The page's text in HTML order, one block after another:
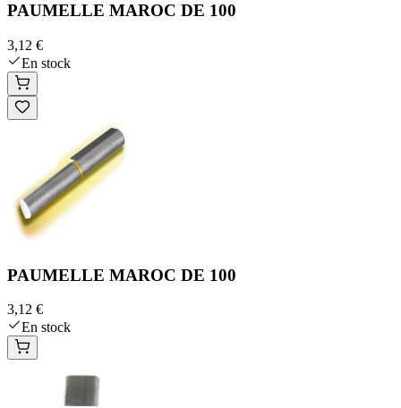
PAUMELLE MAROC DE 100
3,12 €
En stock
PAUMELLE MAROC DE 100
3,12 €
En stock